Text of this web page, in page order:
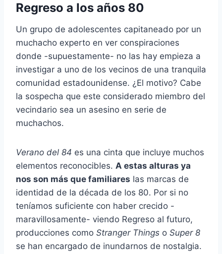
Regreso a los años 80
Un grupo de adolescentes capitaneado por un
muchacho experto en ver conspiraciones
donde -supuestamente- no las hay empieza a
investigar a uno de los vecinos de una tranquila
comunidad estadounidense. ¿El motivo? Cabe
la sospecha que este considerado miembro del
vecindario sea un asesino en serie de
muchachos.
Verano del 84 es una cinta que incluye muchos
elementos reconocibles. A estas alturas ya
nos son más que familiares las marcas de
identidad de la década de los 80. Por si no
teníamos suficiente con haber crecido -
maravillosamente- viendo Regreso al futuro,
producciones como Stranger Things o Super 8
se han encargado de inundarnos de nostalgia.